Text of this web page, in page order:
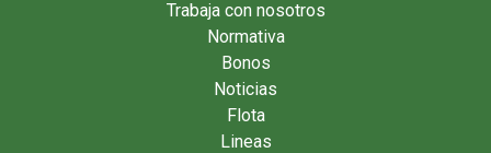
Trabaja con nosotros
Normativa
Bonos
Noticias
Flota
Lineas